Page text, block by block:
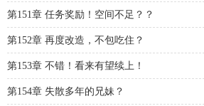
第151章 任务奖励！空间不足？？
第152章 再度改造，不包吃住？
第153章 不错！看来有望续上！
第154章 失散多年的兄妹？